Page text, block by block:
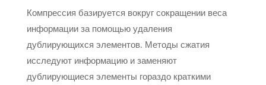
Компрессия базируется вокруг сокращении веса
информации за помощью удаления
дублирующихся элементов. Методы сжатия
исследуют информацию и заменяют
дублирующиеся элементы гораздо краткими